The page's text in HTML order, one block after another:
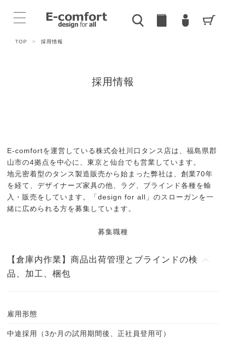
TOP > 採用情報
採用情報
E-comfortを運営している株式会社川口タンス店は、福島県郡
山市の4拠点を中心に、東京と仙台でも営業しています。
地元密着型のタンス製造販売から始まった弊社は、創業70年
を経て、デザイナーズ家具の他、ラグ、ブラインド各種を輸
入・販売をしています。「design for all」のスローガンを一
緒に広められる方を募集しています。
募集職種
【倉庫内作業】商品出荷管理とブラインドの検
品、加工、梱包
雇用形態
中途採用（3か月の試用期間後、正社員登用可）